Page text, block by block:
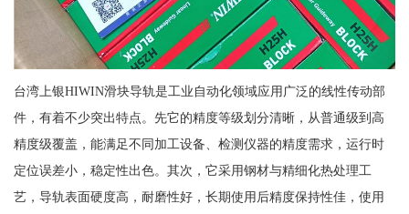
台湾上银HIWIN滑块导轨是工业自动化领域应用广泛的线性传动部
件，有着不少突出特点。先它的精度等级划分清晰，从普通级到高
精度级覆盖，能满足不同加工设备、检测仪器的精度需求，运行时
定位误差小，稳定性出色。其次，它采用钢材与精细化热处理工
艺，导轨表面硬度高，耐磨性好，长期使用后精度保持性佳，使用